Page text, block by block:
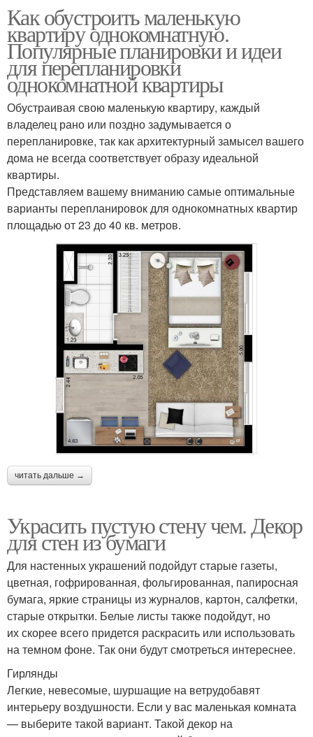
Как обустроить маленькую
квартиру однокомнатную.
Популярные планировки и идеи
для перепланировки
однокомнатной квартиры
Обустраивая свою маленькую квартиру, каждый
владелец рано или поздно задумывается о
перепланировке, так как архитектурный замысел вашего
дома не всегда соответствует образу идеальной
квартиры.
Представляем вашему вниманию самые оптимальные
варианты перепланировок для однокомнатных квартир
площадью от 23 до 40 кв. метров.
читать дальше →
Украсить пустую стену чем. Декор
для стен из бумаги
Для настенных украшений подойдут старые газеты,
цветная, гофрированная, фольгированная, папиросная
бумага, яркие страницы из журналов, картон, салфетки,
старые открытки. Белые листы также подойдут, но
их скорее всего придется раскрасить или использовать
на темном фоне. Так они будут смотреться интереснее.
Гирлянды
Легкие, невесомые, шуршащие на ветрудобавят
интерьеру воздушности. Если у вас маленькая комната
— выберите такой вариант. Такой декор на